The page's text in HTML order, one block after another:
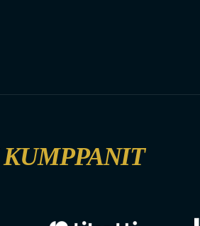
KUMPPANIT